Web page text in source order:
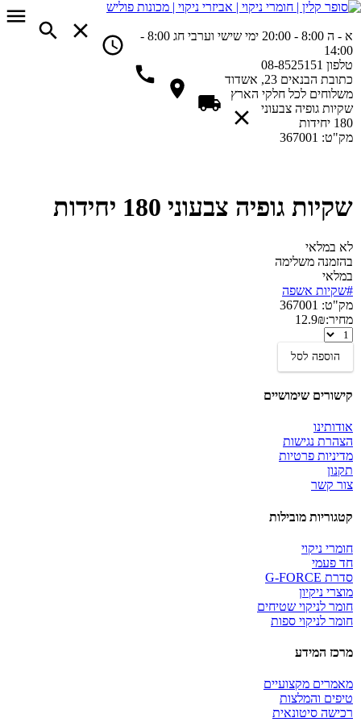
א - ה 8:00 - 20:00
ימי שישי וערבי חג 8:00 -
14:00
טלפון 08-8525151
כתובת הבנאים 23, אשדוד
משלוחים לכל חלקי הארץ
שקיות גופיה צבעוני
180 יחידות
מק"ט: 367001
שקיות גופיה צבעוני 180 יחידות
לא במלאי
בהזמנה משלימה
במלאי
#שקיות אשפה
מק"ט: 367001
מחיר:
12.9₪
שקיות
צבעוני
180
יחידות
הוספה לסל
קישורים שימושיים
אודותינו
הצהרת נגישות
מדיניות פרטיות
תקנון
צור קשר
קטגוריות מובילות
חומרי ניקוי
חד פעמי
סדרת G-FORCE
מוצרי ניקיון
חומר לניקוי שטיחים
חומר לניקוי ספות
מרכז המידע
מאמרים מקצועיים
טיפים והמלצות
רכישה סיטונאית